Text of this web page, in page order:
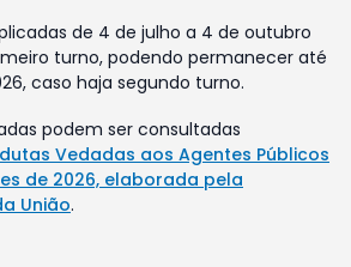
de 4 de julho a 4 de outubro
turno, podendo permanecer até
caso haja segundo turno.
podem ser consultadas
Vedadas aos Agentes Públicos
de 2026, elaborada pela
União.